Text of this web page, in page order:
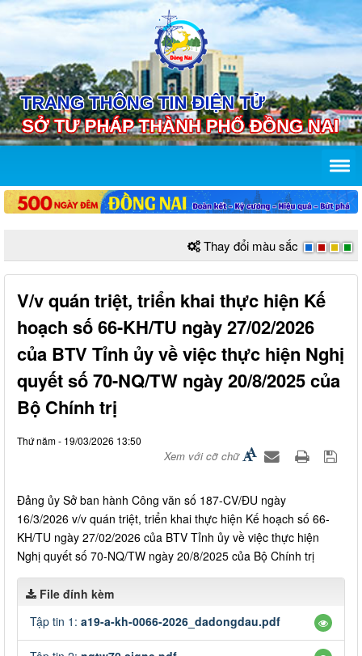
Thay đổi màu sắc
V/v quán triệt, triển khai thực hiện Kế
hoạch số 66-KH/TU ngày 27/02/2026
của BTV Tỉnh ủy về việc thực hiện Nghị
quyết số 70-NQ/TW ngày 20/8/2025 của
Bộ Chính trị
Thứ năm - 19/03/2026 13:50
Xem với cỡ chữ
Đảng ủy Sở ban hành Công văn số 187-CV/ĐU ngày
16/3/2026 v/v quán triệt, triển khai thực hiện Kế hoạch số 66-
KH/TU ngày 27/02/2026 của BTV Tỉnh ủy về việc thực hiện
Nghị quyết số 70-NQ/TW ngày 20/8/2025 của Bộ Chính trị
File đính kèm
Tập tin 1: a19-a-kh-0066-2026_dadongdau.pdf